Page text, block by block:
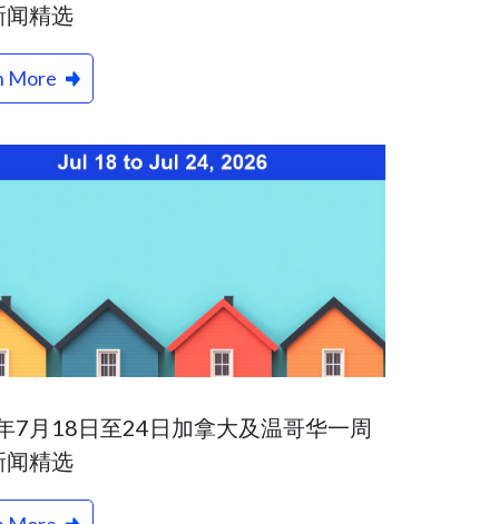
闻精选
More
7月18日至24日加拿大及温哥华一周
闻精选